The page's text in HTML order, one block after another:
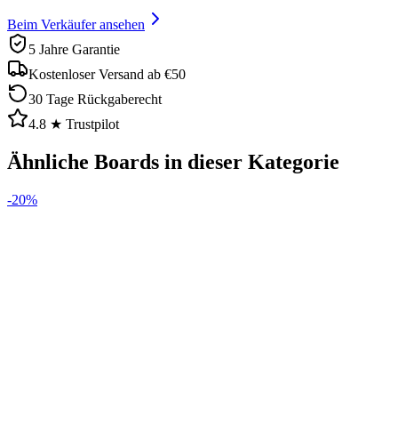
Beim Verkäufer ansehen
5 Jahre Garantie
Kostenloser Versand ab €50
30 Tage Rückgaberecht
4.8 ★ Trustpilot
Ähnliche Boards in dieser Kategorie
-20%